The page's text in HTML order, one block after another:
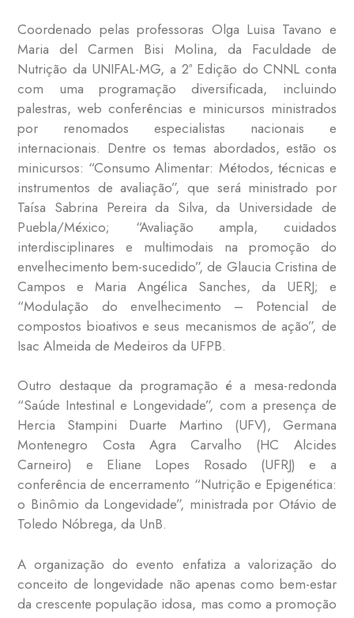
Coordenado pelas professoras Olga Luisa Tavano e
Maria del Carmen Bisi Molina, da Faculdade de
Nutrição da UNIFAL-MG, a 2ª Edição do CNNL conta
com uma programação diversificada, incluindo
palestras, web conferências e minicursos ministrados
por renomados especialistas nacionais e
internacionais. Dentre os temas abordados, estão os
minicursos: “Consumo Alimentar: Métodos, técnicas e
instrumentos de avaliação”, que será ministrado por
Taísa Sabrina Pereira da Silva, da Universidade de
Puebla/México; “Avaliação ampla, cuidados
interdisciplinares e multimodais na promoção do
envelhecimento bem-sucedido”, de Glaucia Cristina de
Campos e Maria Angélica Sanches, da UERJ; e
“Modulação do envelhecimento – Potencial de
compostos bioativos e seus mecanismos de ação”, de
Isac Almeida de Medeiros da UFPB.
Outro destaque da programação é a mesa-redonda
“Saúde Intestinal e Longevidade”, com a presença de
Hercia Stampini Duarte Martino (UFV), Germana
Montenegro Costa Agra Carvalho (HC Alcides
Carneiro) e Eliane Lopes Rosado (UFRJ) e a
conferência de encerramento “Nutrição e Epigenética:
o Binômio da Longevidade”, ministrada por Otávio de
Toledo Nóbrega, da UnB.
A organização do evento enfatiza a valorização do
conceito de longevidade não apenas como bem-estar
da crescente população idosa, mas como a promoção